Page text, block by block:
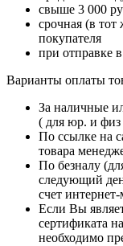
свыше 3 000
срочная (в тот
покупателя
при отправке
Варианты оплаты
За наличные
( для юр. и физ
По ссылке на
товара
По безналу
следующий
счет интернет-
Если Вы
сертификата
необходимо